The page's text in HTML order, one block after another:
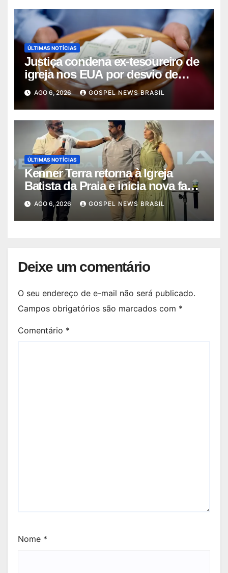
ÚLTIMAS NOTÍCIAS
Justiça condena ex-tesoureiro de
igreja nos EUA por desvio de
quas…
AGO 6, 2026 GOSPEL NEWS BRASIL
ÚLTIMAS NOTÍCIAS
Kenner Terra retorna à Igreja
Batista da Praia e inicia nova fase
…AGO 6, 2026 GOSPEL NEWS BRASIL
Deixe um comentário
O seu endereço de e-mail não será publicado.
Campos obrigatórios são marcados com *
Comentário *
Nome *